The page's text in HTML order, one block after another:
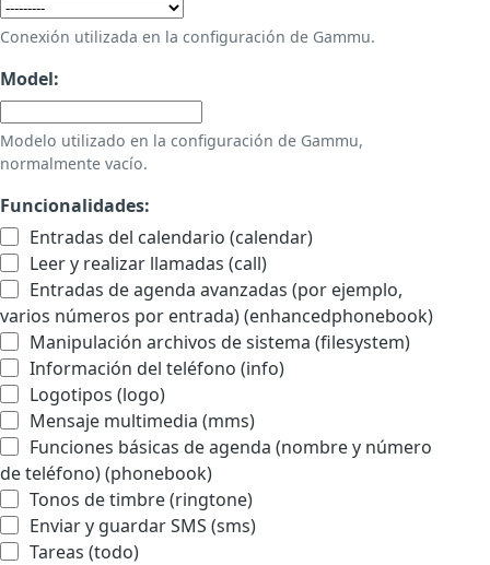
Conexión utilizada en la configuración de Gammu.
Model:
Modelo utilizado en la configuración de Gammu,
normalmente vacío.
Funcionalidades:
Entradas del calendario (calendar)
Leer y realizar llamadas (call)
Entradas de agenda avanzadas (por ejemplo,
varios números por entrada) (enhancedphonebook)
Manipulación archivos de sistema (filesystem)
Información del teléfono (info)
Logotipos (logo)
Mensaje multimedia (mms)
Funciones básicas de agenda (nombre y número
de teléfono) (phonebook)
Tonos de timbre (ringtone)
Enviar y guardar SMS (sms)
Tareas (todo)